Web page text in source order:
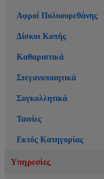
Αφροί Πολυουρεθάνης
Δίσκοι Κοπής
Καθαριστικά
Στεγανοποιητικά
Συγκολλητικά
Ταινίες
Εκτός Κατηγορίας
Υπηρεσίες